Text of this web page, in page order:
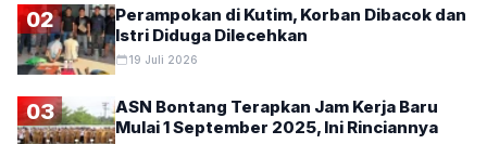
02
Perampokan di Kutim, Korban Dibacok dan
Istri Diduga Dilecehkan
19 Juli 2026
03
ASN Bontang Terapkan Jam Kerja Baru
Mulai 1 September 2025, Ini Rinciannya